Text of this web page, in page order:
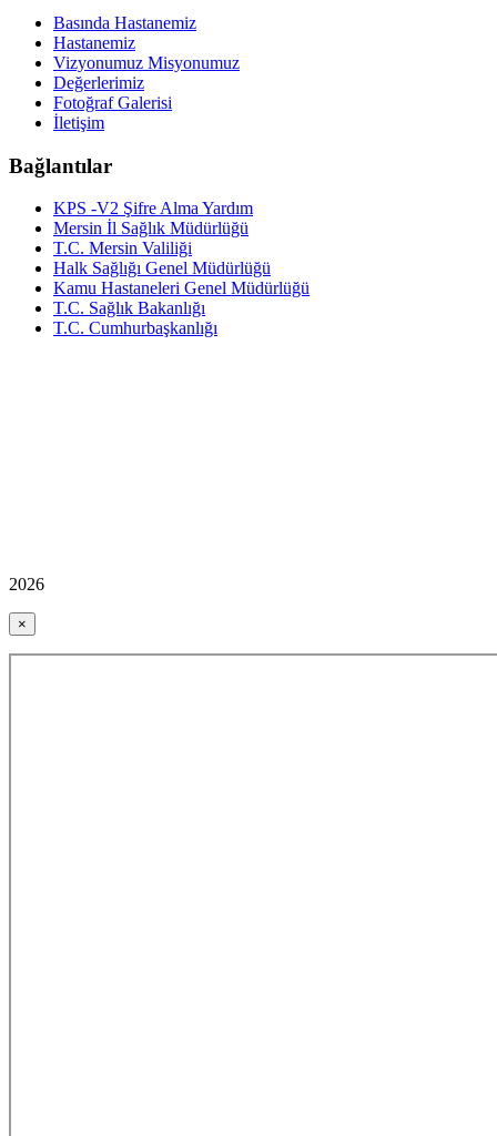
Basında Hastanemiz
Hastanemiz
Vizyonumuz Misyonumuz
Değerlerimiz
Fotoğraf Galerisi
İletişim
Bağlantılar
KPS -V2 Şifre Alma Yardım
Mersin İl Sağlık Müdürlüğü
T.C. Mersin Valiliği
Halk Sağlığı Genel Müdürlüğü
Kamu Hastaneleri Genel Müdürlüğü
T.C. Sağlık Bakanlığı
T.C. Cumhurbaşkanlığı
2026
×